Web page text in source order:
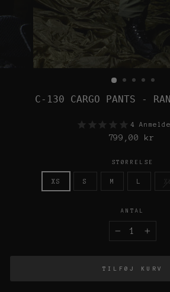
C-130 CARGO PANTS -
4
799,00 kr
STØRRELSE
XS S M L
ANTAL
TILFØJ KURV